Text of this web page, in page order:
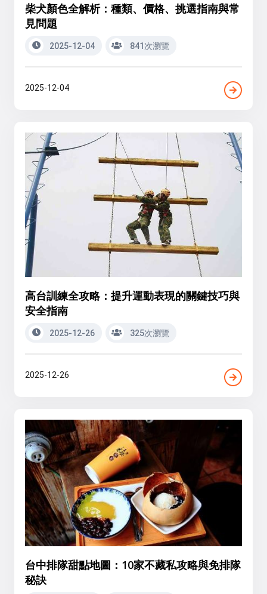
柴犬顏色全解析：種類、價格、挑選指南與常
見問題
2025-12-04 841次瀏覽
2025-12-04
高台訓練全攻略：提升運動表現的關鍵技巧與
安全指南
2025-12-26 325次瀏覽
2025-12-26
台中排隊甜點地圖：10家不藏私攻略與免排隊
秘訣